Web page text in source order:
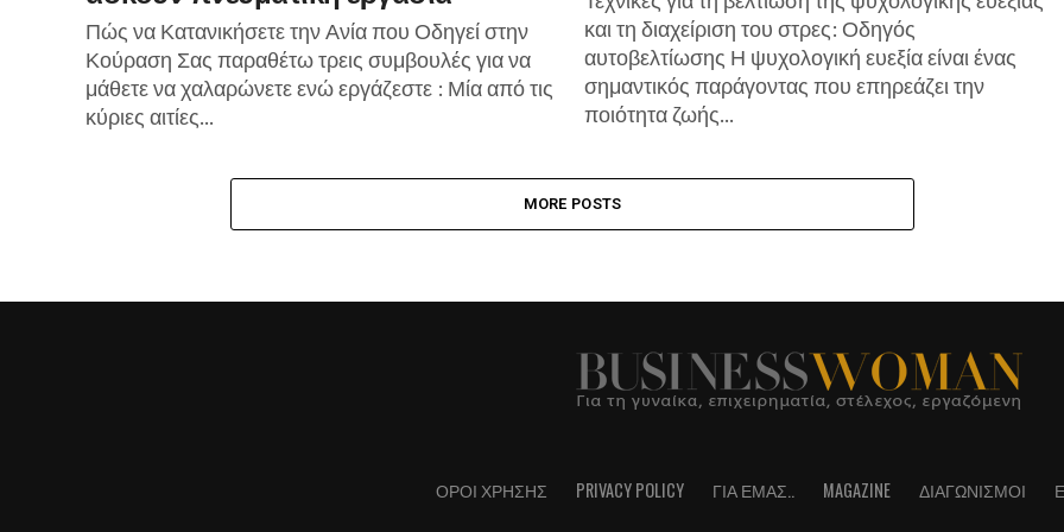
Πώς να Κατανικήσετε την Ανία που Οδηγεί στην
Κούραση Σας παραθέτω τρεις συμβουλές για να
μάθετε να χαλαρώνετε ενώ εργάζεστε : Μία από τις
κύριες αιτίες...
και τη διαχείριση του στρες: Οδηγός
αυτοβελτίωσης Η ψυχολογική ευεξία είναι ένας
σημαντικός παράγοντας που επηρεάζει την
ποιότητα ζωής...
MORE POSTS
ΌΡΟΙ ΧΡΉΣΗΣ PRIVACY POLICY ΓΙΑ ΕΜΆΣ.. MAGAZINE ΔΙΑΓΩΝΙΣΜΟΊ